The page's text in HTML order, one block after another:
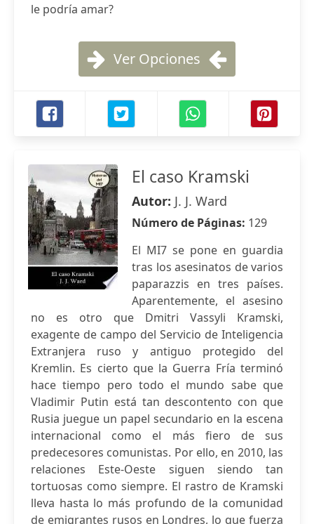
le podría amar?
Ver Opciones
El caso Kramski
Autor: J. J. Ward
Número de Páginas: 129
El MI7 se pone en guardia
tras los asesinatos de varios
paparazzis en tres países.
Aparentemente, el asesino
no es otro que Dmitri Vassyli Kramski,
exagente de campo del Servicio de Inteligencia
Extranjera ruso y antiguo protegido del
Kremlin. Es cierto que la Guerra Fría terminó
hace tiempo pero todo el mundo sabe que
Vladimir Putin está tan descontento con que
Rusia juegue un papel secundario en la escena
internacional como el más fiero de sus
predecesores comunistas. Por ello, en 2010, las
relaciones Este-Oeste siguen siendo tan
tortuosas como siempre. El rastro de Kramski
lleva hasta lo más profundo de la comunidad
de emigrantes rusos en Londres, lo que fuerza